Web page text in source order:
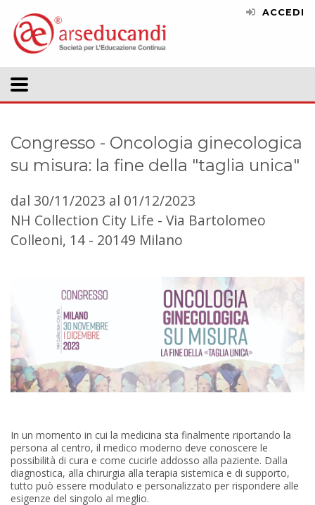
ACCEDI
Congresso - Oncologia ginecologica
su misura: la fine della "taglia unica"
dal 30/11/2023 al 01/12/2023
NH Collection City Life - Via Bartolomeo
Colleoni, 14 - 20149 Milano
In un momento in cui la medicina sta finalmente riportando la
persona al centro, il medico moderno deve conoscere le
possibilità di cura e come cucirle addosso alla paziente. Dalla
diagnostica, alla chirurgia alla terapia sistemica e di supporto,
tutto può essere modulato e personalizzato per rispondere alle
esigenze del singolo al meglio.